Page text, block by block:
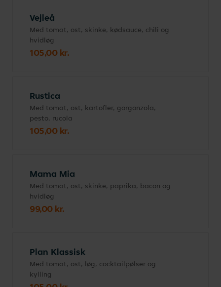
Vejleå
Med tomat, ost, skinke, kødsauce, chili og
hvidløg
105,00 kr.
Rustica
Med tomat, ost, kartofler, gorgonzola,
pesto, rucola
105,00 kr.
Mama Mia
Med tomat, ost, skinke, paprika, bacon og
hvidløg
99,00 kr.
Plan Klassisk
Med tomat, ost, løg, cocktailpølser og
kylling